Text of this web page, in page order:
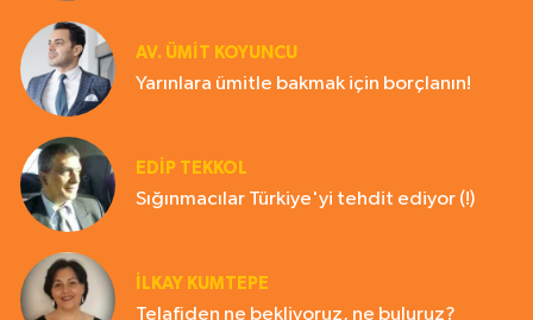
AV. ÜMIT KOYUNCU
Yarınlara ümitle bakmak için borçlanın!
EDIP TEKKOL
Sığınmacılar Türkiye'yi tehdit ediyor (!)
İLKAY KUMTEPE
Telafiden ne bekliyoruz, ne buluruz?